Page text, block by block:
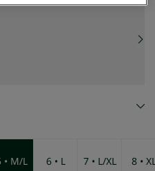
• M/L 6 • L 7 • L/XL 8 •